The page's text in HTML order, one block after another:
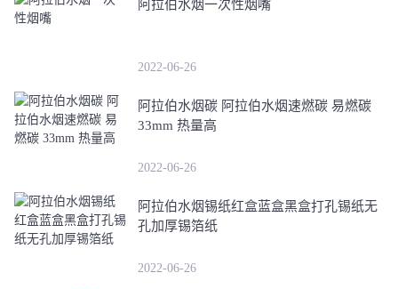
阿拉伯水烟一次性烟嘴
2022-06-26
阿拉伯水烟碳 阿拉伯水烟速燃碳 易燃碳
33mm 热量高
2022-06-26
阿拉伯水烟锡纸红盒蓝盒黑盒打孔锡纸无
孔加厚锡箔纸
2022-06-26